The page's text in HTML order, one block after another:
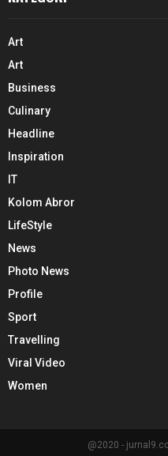
Art
Art
Business
Culinary
Headline
Inspiration
IT
Kolom Abror
LifeStyle
News
Photo News
Profile
Sport
Travelling
Viral Video
Women
@2020 -